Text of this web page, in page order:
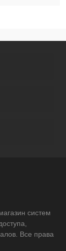
систем
Все права